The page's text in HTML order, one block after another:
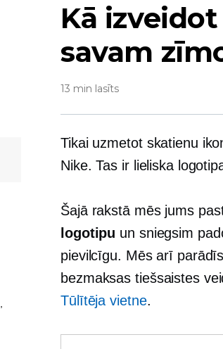
Kā
savam
13 min lasīts
Tikai uzmetot skatienu
Nike. Tas ir lieliska
Šajā rakstā mēs jums
logotipu un sniegsim
pievilcīgu. Mēs arī
bezmaksas tiešsaistes
Tūlītēja vietne.